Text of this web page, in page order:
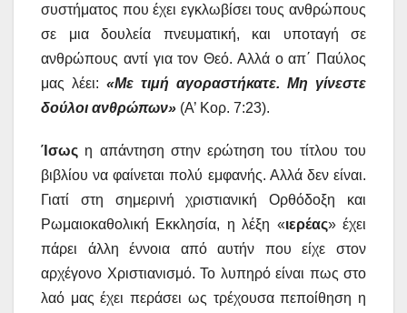
συστήματος που έχει εγκλωβίσει τους ανθρώπους
σε μια δουλεία πνευματική, και υποταγή σε
ανθρώπους αντί για τον Θεό. Αλλά ο απ΄ Παύλος
μας λέει: «Με τιμή αγοραστήκατε. Μη γίνεστε
δούλοι ανθρώπων» (Α’ Κορ. 7:23).
Ίσως η απάντηση στην ερώτηση του τίτλου του
βιβλίου να φαίνεται πολύ εμφανής. Αλλά δεν είναι.
Γιατί στη σημερινή χριστιανική Ορθόδοξη και
Ρωμαιοκαθολική Εκκλησία, η λέξη «ιερέας» έχει
πάρει άλλη έννοια από αυτήν που είχε στον
αρχέγονο Χριστιανισμό. Το λυπηρό είναι πως στο
λαό μας έχει περάσει ως τρέχουσα πεποίθηση η